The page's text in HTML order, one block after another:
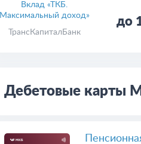
Вклад «ТКБ.
Максимальный доход»
ТрансКапиталБанк
до
Дебетовые карты